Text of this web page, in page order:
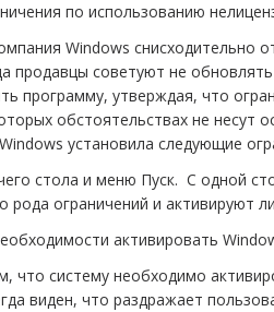
по использованию
Windows снисходительно
продавцы советуют не
программу, утверждая, что
обстоятельствах не несут
установила следующие
стола и меню Пуск. С одной
ограничений и активируют
активировать
систему необходимо
виден, что раздражает